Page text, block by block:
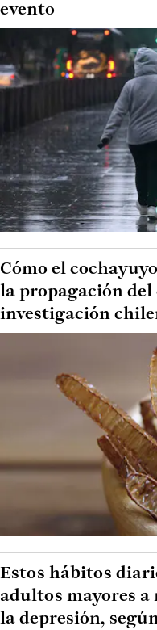
evento
Cómo el
la propagación del
investigación
Estos hábitos
adultos mayores
la depresión,